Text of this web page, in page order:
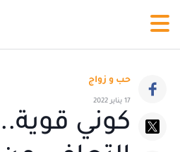
حب و زواج
17 يناير 2022
كوني